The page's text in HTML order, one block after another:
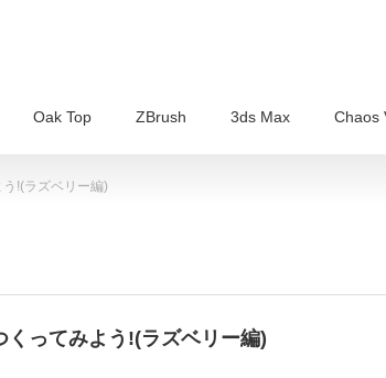
Oak Top ZBrush 3ds Max Chaos
!(ラズベリー編)
ってみよう!(ラズベリー編)